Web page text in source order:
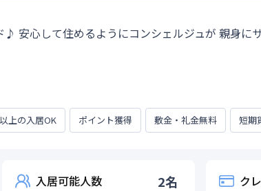
安心して住めるようにコンシェルジュが 親身にサ
上の入居OK ポイント獲得 敷金・礼金無料 短期
入居可能人数 2名 ク